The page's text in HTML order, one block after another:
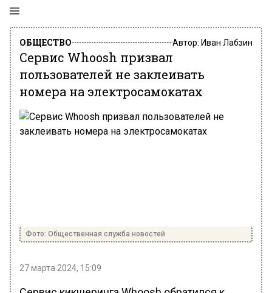
ОБЩЕСТВО Автор: Иван Лабзин
Сервис Whoosh призвал
пользователей не заклеивать
номера на электросамокатах
Фото: Общественная служба новостей
27 марта 2024, 15:09